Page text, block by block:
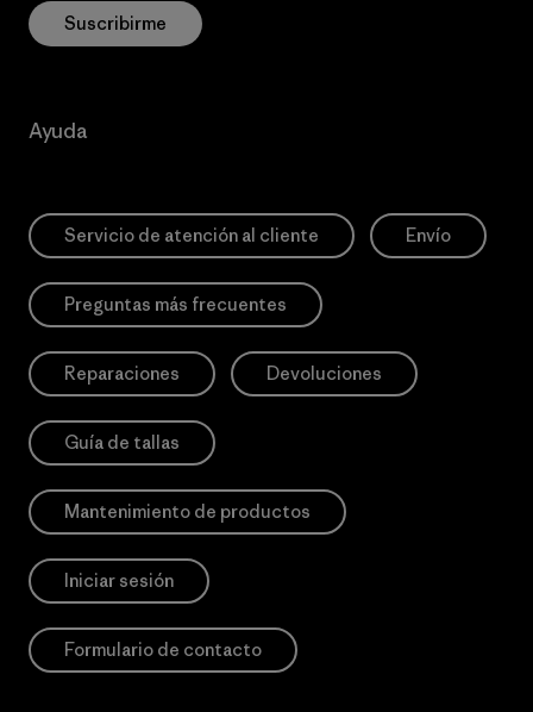
Suscribirme
Ayuda
Servicio de atención al cliente Envío
Preguntas más frecuentes
Reparaciones Devoluciones
Guía de tallas
Mantenimiento de productos
Iniciar sesión
Formulario de contacto